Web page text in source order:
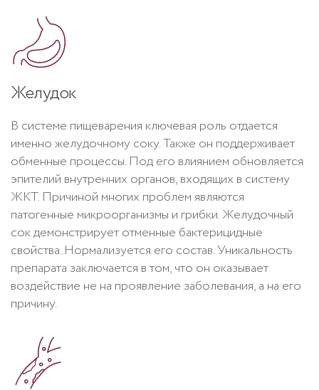
Желудок
В системе пищеварения ключевая роль отдается
именно желудочному соку. Также он поддерживает
обменные процессы. Под его влиянием обновляется
эпителий внутренних органов, входящих в систему
ЖКТ. Причиной многих проблем являются
патогенные микроорганизмы и грибки. Желудочный
сок демонстрирует отменные бактерицидные
свойства. Нормализуется его состав. Уникальность
препарата заключается в том, что он оказывает
воздействие не на проявление заболевания, а на его
причину.